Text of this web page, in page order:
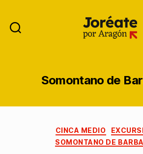
Somontano de
CINCA MEDIO
SOMONTANO DE